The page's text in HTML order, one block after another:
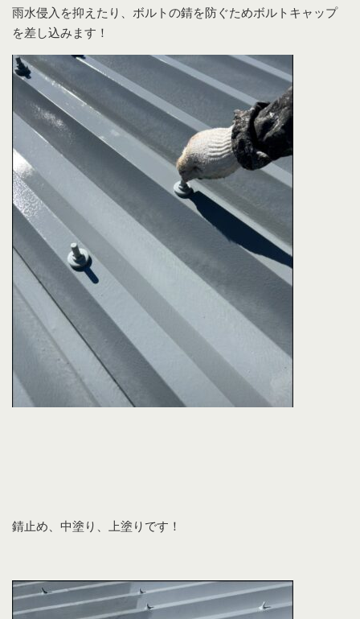
雨水侵入を抑えたり、ボルトの錆を防ぐためボルトキャップ
を差し込みます！
錆止め、中塗り、上塗りです！